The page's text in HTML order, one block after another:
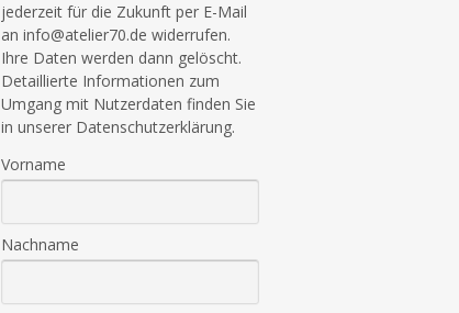
jederzeit für die Zukunft per E-Mail
an info@atelier70.de widerrufen.
Ihre Daten werden dann gelöscht.
Detaillierte Informationen zum
Umgang mit Nutzerdaten finden Sie
in unserer Datenschutzerklärung.
Vorname
Nachname